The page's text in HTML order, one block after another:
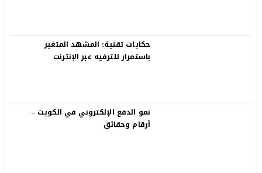
حكايات تقنية: المشهد المتغير
باستمرار للترفيه عبر الإنترنت
نمو الدفع الإلكتروني في الكويت –
أرقام وحقائق